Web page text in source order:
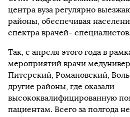
центра вуза регулярно
районы, обеспечивая
спектра врачей- специалистов.
Так, с апреля этого года в
мероприятий врачи
Питерский, Романовский,
другие районы, где оказали
высококвалифицированную
пациентам. Всего за полгода